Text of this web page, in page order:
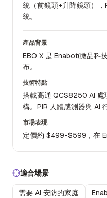
統（前鏡頭+升降鏡頭）
統。
產品背景
EBO X 是 Enabot(微品科
布。
技術特點
搭載高通 QCS8250 AI
構。PIR 人體感測器與 AI
市場表現
定價約 $499-$599，在
適合場景
需要 AI 安防的家庭